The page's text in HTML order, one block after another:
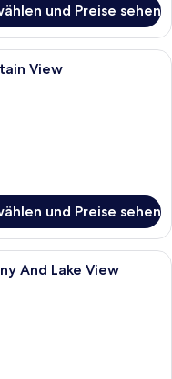
und Preise sehen
Zimmersafe, Schreibtisch,
View
und Preise sehen
mit einem großen
And Lake View